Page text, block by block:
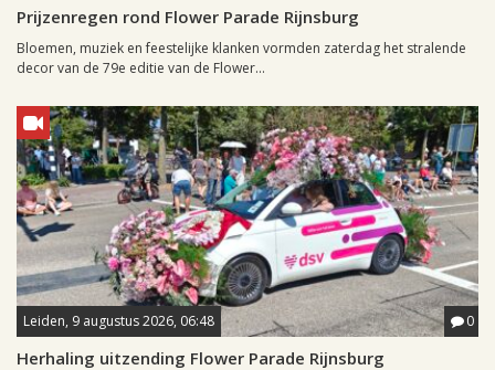
Prijzenregen rond Flower Parade Rijnsburg
Bloemen, muziek en feestelijke klanken vormden zaterdag het stralende
decor van de 79e editie van de Flower...
Leiden, 9 augustus 2026, 06:48 0
Herhaling uitzending Flower Parade Rijnsburg